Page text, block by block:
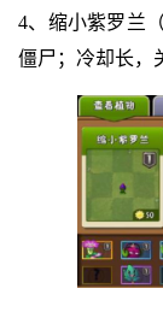
4、缩小紫罗兰
僵尸；冷却长，